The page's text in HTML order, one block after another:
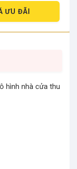
ƯU ĐÃI
hình nhà cửa thu